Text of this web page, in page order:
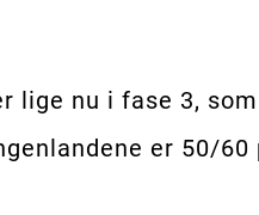
lige nu i fase 3,
er 50/60